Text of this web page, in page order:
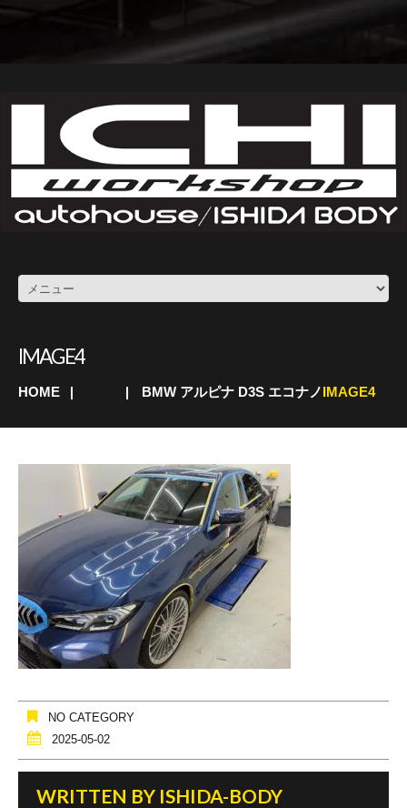
IMAGE4
HOME BMW アルピナ D3S エコナノIMAGE4
NO CATEGORY
2025-05-02
WRITTEN BY ISHIDA-BODY